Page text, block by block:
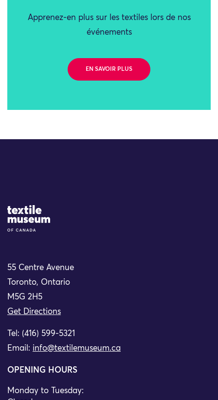
Apprenez-en plus sur les textiles lors de nos
événements
EN SAVOIR PLUS
Site Logo
55 Centre Avenue
Toronto, Ontario
M5G 2H5
Get Directions
Tel: (416) 599-5321
Email: info@textilemuseum.ca
OPENING HOURS
Monday to Tuesday: